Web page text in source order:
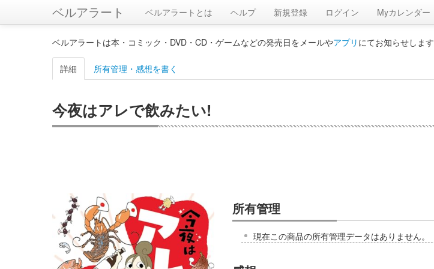
ベルアラート ベルアラートとは ヘルプ 新規登録 ログイン Myカレンダー
ベルアラートは本・コミック・DVD・CD・ゲームなどの発売日をメールやアプリ にてお知らせします
詳細 所有管理・感想を書く
今夜はアレで飲みたい!
所有管理
現在この商品の所有管理データはありません。